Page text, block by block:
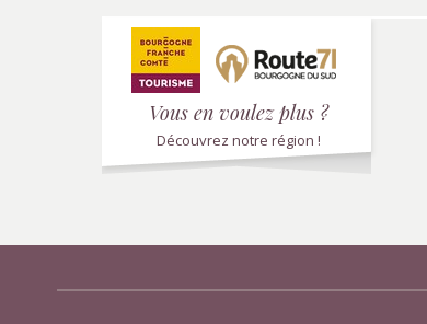
Vous en voulez plus ?
Découvrez notre région !